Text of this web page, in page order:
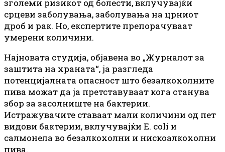
зголеми ризикот од болести, вклучувајќи
срцеви заболувања, заболувања на црниот
дроб и рак. Но, експертите препорачуваат
умерени количини.
Најновата студија, објавена во „Журналот за
заштита на храната“, ја разгледа
потенцијалната опасност што безалкохолните
пива можат да ја претставуваат кога станува
збор за засолниште на бактерии.
Истражувачите ставаат мали количини од пет
видови бактерии, вклучувајќи E. coli и
салмонела во безалкохолни и нискоалкохолни
пива.